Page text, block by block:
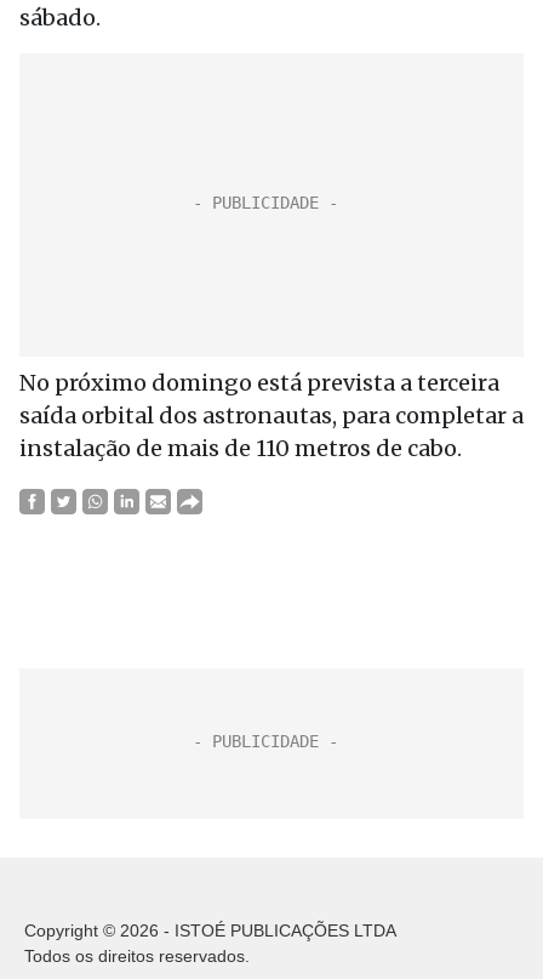
sábado.
No próximo domingo está prevista a terceira
saída orbital dos astronautas, para completar a
instalação de mais de 110 metros de cabo.
Copyright © 2026 - ISTOÉ PUBLICAÇÕES LTDA
Todos os direitos reservados.